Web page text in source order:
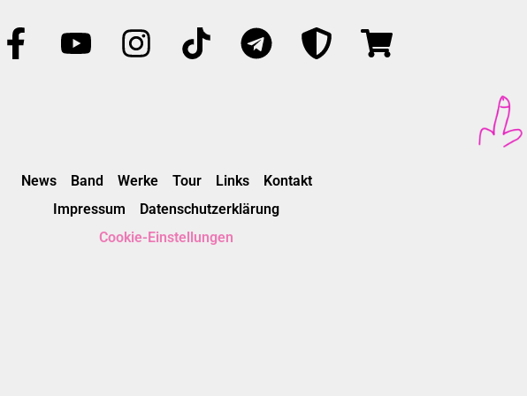
News Band Werke Tour Links
Kontakt
Impressum
Datenschutzerklärung
Cookie-Einstellungen